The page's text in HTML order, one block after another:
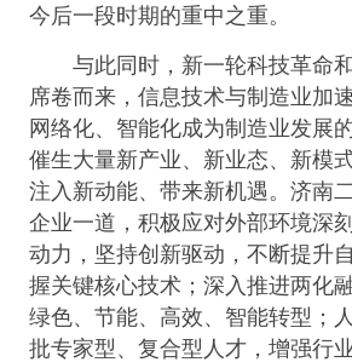
今后一段时期的重中之重。
与此同时，新一轮科技革命和
席卷而来，信息技术与制造业加
网络化、智能化成为制造业发展
催生大量新产业、新业态、新模
注入新动能、带来新机遇。济南
企业一道，积极应对外部环境深
动力，坚持创新驱动，不断提升
握关键核心技术；深入推进两化
绿色、节能、高效、智能转型；
批专家型、复合型人才，增强行